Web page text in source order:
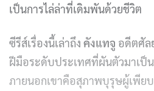
เป็นการไล่ล่าที่เดิมพันด้วยชีวิต
ซีรีส์เรื่องนี้เล่าถึง คังแทจู อดีตศัล
ฝีมือระดับประเทศที่ผันตัวมาเป็
ภายนอกเขาคือสุภาพบุรุษผู้เพีย